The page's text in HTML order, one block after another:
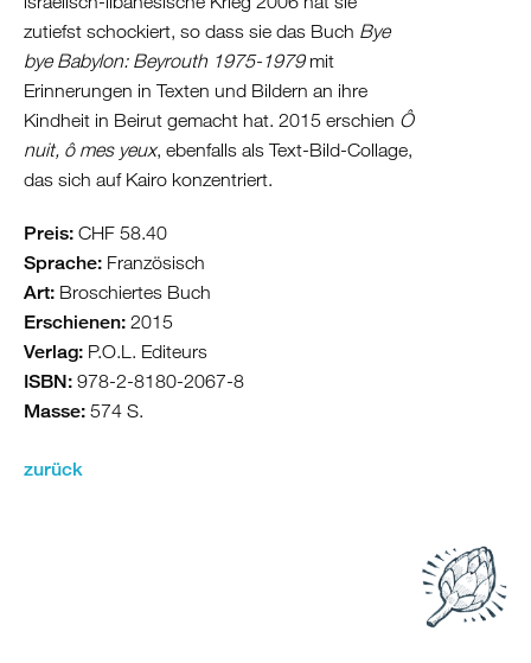
zutiefst schockiert, so dass sie das Buch Bye
bye Babylon: Beyrouth 1975-1979mit
Erinnerungen in Texten und Bildern an ihre
Kindheit in Beirut gemacht hat. 2015 erschien Ô
nuit, ô mes yeux, ebenfalls als Text-Bild-Collage,
das sich auf Kairo konzentriert.
Preis: CHF 58.40
Sprache: Französisch
Art: Broschiertes Buch
Erschienen: 2015
Verlag: P.O.L. Editeurs
ISBN: 978-2-8180-2067-8
Masse: 574 S.
zurück